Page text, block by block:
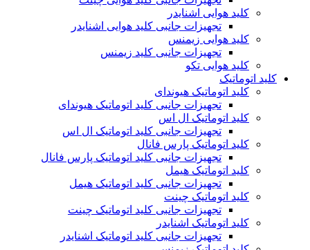
کلید هوایی اشنایدر
تجهیزات جانبی کلید هوایی اشنایدر
کلید هوایی زیمنس
تجهیزات جانبی کلید زیمنس
کلید هوایی تکو
کلید اتوماتیک
کلید اتوماتیک هیوندای
تجهیزات جانبی کلید اتوماتیک هیوندای
کلید اتوماتیک ال اس
تجهیزات جانبی کلید اتوماتیک ال اس
کلید اتوماتیک پارس فانال
تجهیزات جانبی کلید اتوماتیک پارس فانال
کلید اتوماتیک هیمل
تجهیزات جانبی کلید اتوماتیک هیمل
کلید اتوماتیک چینت
تجهیزات جانبی کلید اتوماتیک چینت
کلید اتوماتیک اشنایدر
تجهیزات جانبی کلید اتوماتیک اشنایدر